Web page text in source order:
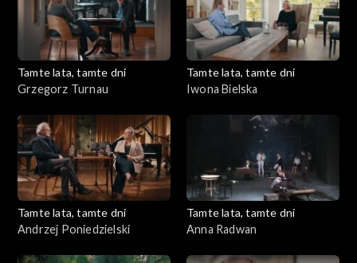
Tamte lata, tamte dni
Grzegorz Turnau
Tamte lata, tamte dni
Iwona Bielska
Tamte lata, tamte dni
Andrzej Poniedzielski
Tamte lata, tamte dni
Anna Radwan